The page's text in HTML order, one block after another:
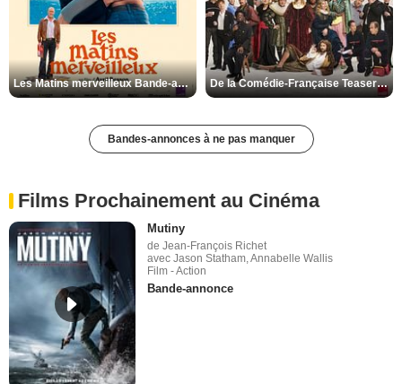
Les Matins merveilleux Bande-annonce VF De la Comédie-Française Teaser VF
Bandes-annonces à ne pas manquer
Films Prochainement au Cinéma
Mutiny
de Jean-François Richet
avec Jason Statham, Annabelle Wallis
Film - Action
Bande-annonce